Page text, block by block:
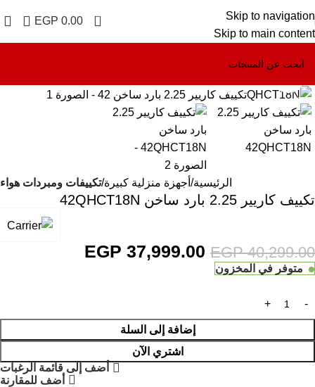
Skip to navigation
Skip to main content
0
EGP 0.00
-6%
الرئيسية أجهزة منزلية كبيرة تكييفات ومبردات هواء
تكييف كاريير 2.25 بارد ساخن 42QHCT18N
EGP40,299.00
EGP 37,999.00
متوفر في المخزون
إضافة إلى السلة
اشتري الآن
أضف إلى قائمة الرغبات
أضف للمقارنة